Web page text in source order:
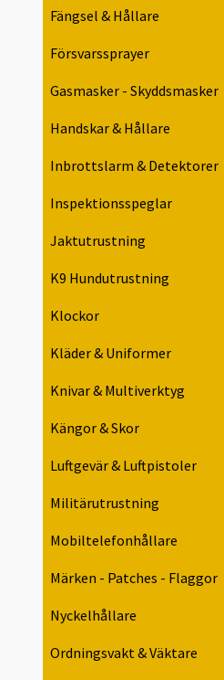
Fängsel & Hållare
Försvarssprayer
Gasmasker - Skyddsmasker
Handskar & Hållare
Inbrottslarm & Detektorer
Inspektionsspeglar
Jaktutrustning
K9 Hundutrustning
Klockor
Kläder & Uniformer
Knivar & Multiverktyg
Kängor & Skor
Luftgevär & Luftpistoler
Militärutrustning
Mobiltelefonhållare
Märken - Patches - Flaggor
Nyckelhållare
Ordningsvakt & Väktare